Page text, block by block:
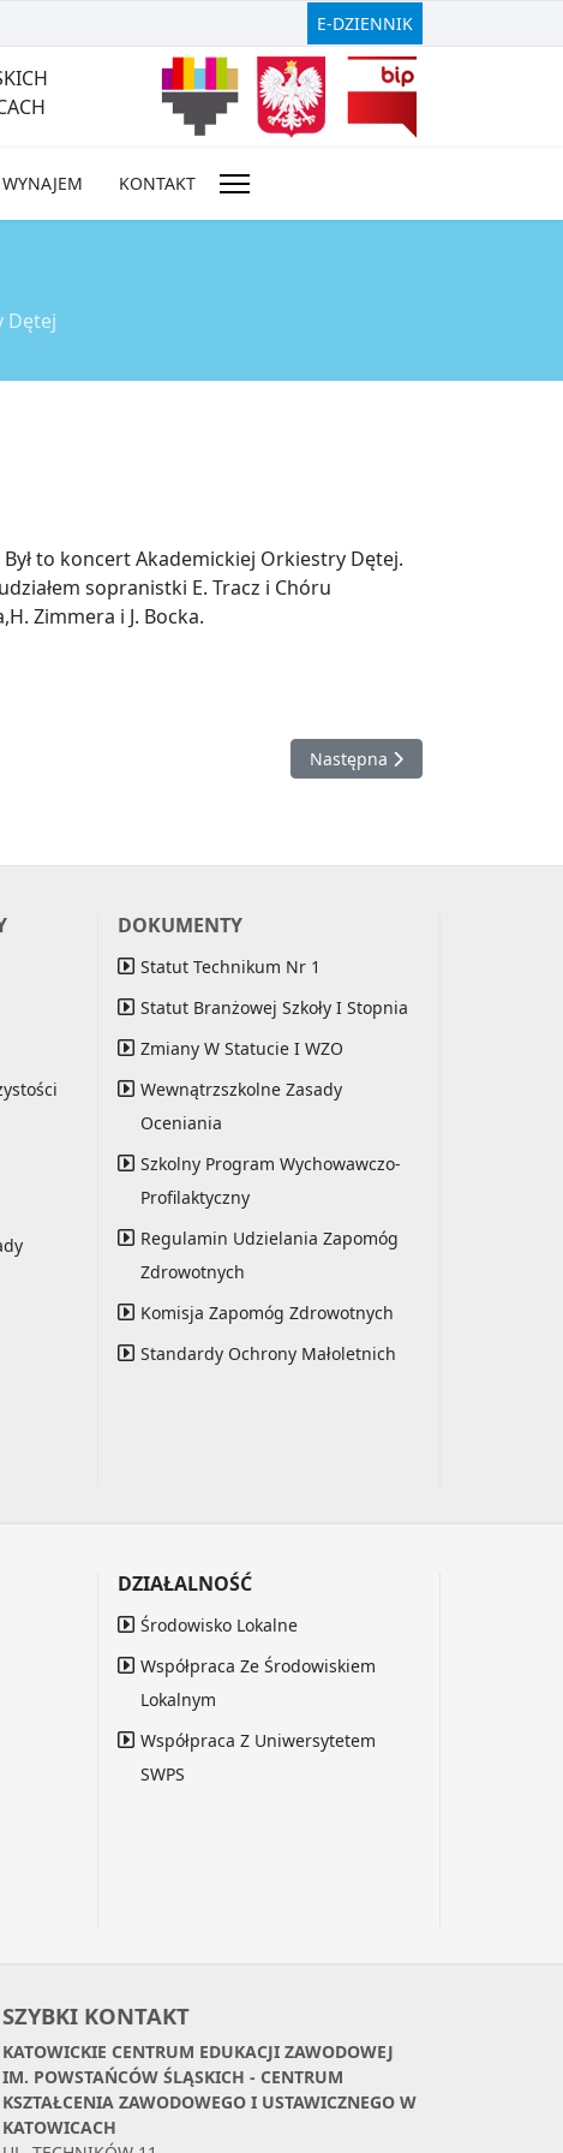
E-DZIENNIK
WYNAJEM KONTAKT
Dętej
to koncert Akademickiej Orkiestry Dętej.
sopranistki E. Tracz i Chóru
Zimmera i J. Bocka.
Następna strona: Drzewo
Następna
DOKUMENTY
Statut Technikum Nr 1
Statut Branżowej Szkoły I Stopnia
Zmiany W Statucie I WZO
Wewnątrzszkolne Zasady
Oceniania
Szkolny Program Wychowawczo-
Profilaktyczny
Regulamin Udzielania Zapomóg
Zdrowotnych
Komisja Zapomóg Zdrowotnych
Standardy Ochrony Małoletnich
DZIAŁALNOŚĆ
Środowisko Lokalne
Współpraca Ze Środowiskiem
Lokalnym
Współpraca Z Uniwersytetem
SWPS
SZYBKI KONTAKT
KATOWICKIE CENTRUM EDUKACJI ZAWODOWEJ
IM. POWSTAŃCÓW ŚLĄSKICH - CENTRUM
KSZTAŁCENIA ZAWODOWEGO I USTAWICZNEGO W
KATOWICACH